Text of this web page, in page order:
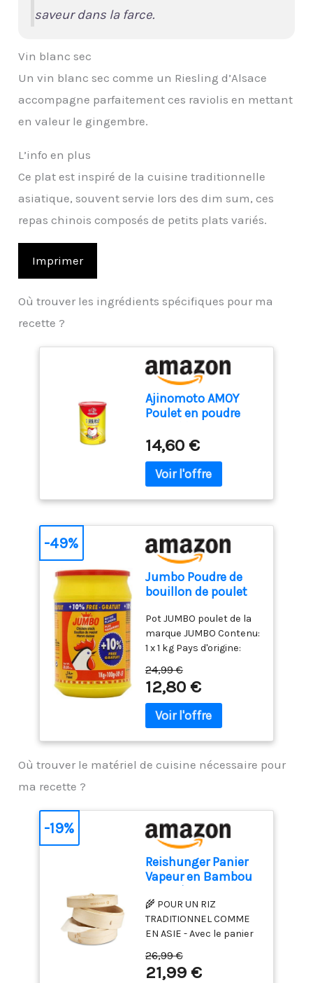
saveur dans la farce.
Vin blanc sec
Un vin blanc sec comme un Riesling d’Alsace
accompagne parfaitement ces raviolis en mettant
en valeur le gingembre.
L’info en plus
Ce plat est inspiré de la cuisine traditionnelle
asiatique, souvent servie lors des dim sum, ces
repas chinois composés de petits plats variés.
Imprimer
Où trouver les ingrédients spécifiques pour ma
recette ?
Ajinomoto AMOY
Poulet en poudre
14,60 €
Jumbo Poudre de
bouillon de poulet
Pot JUMBO poulet de la
marque JUMBO Contenu:
1 x 1 kg Pays d'origine:
JUMBO Qualité
supérieure
24,99 €
12,80 €
-49%
Où trouver le matériel de cuisine nécessaire pour
ma recette ?
Reishunger Panier
Vapeur en Bambou
Cuiseur Vapeur
Bambou pour le riz,
les dim sum, les
légumes, le poisson
et la viande…
🌾 POUR UN RIZ
TRADITIONNEL COMME
EN ASIE - Avec le panier
cuisez et servez du riz et
des accompagnements
26,99 €
21,99 €
-19%